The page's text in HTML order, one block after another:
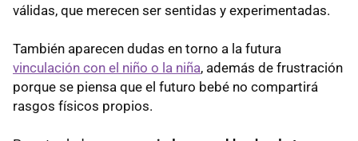
válidas, que merecen ser sentidas y experimentadas.
También aparecen dudas en torno a la futura
vinculación con el niño o la niña, además de frustración
porque se piensa que el futuro bebé no compartirá
rasgos físicos propios.